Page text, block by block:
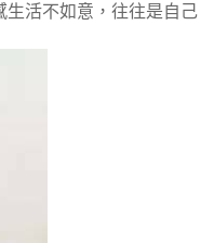
生活不如意，往往是自己